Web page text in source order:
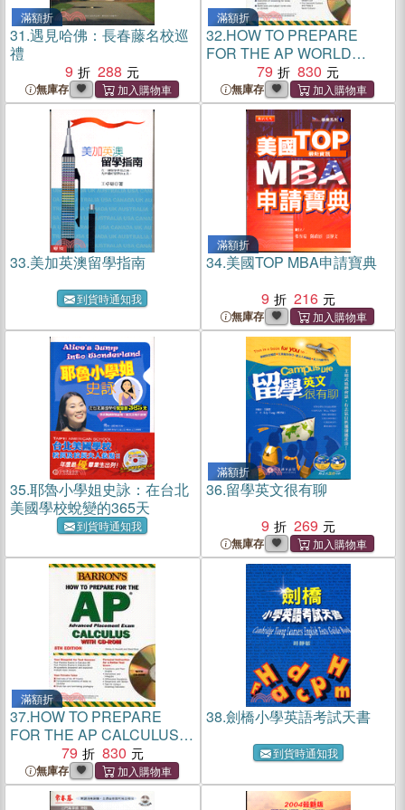
滿額折
31.遇見哈佛：長春藤名校巡
禮
9
288
無庫存
滿額折
32.HOW TO PREPARE
FOR THE AP WORLD
HISTORY 2ND EDITION
79 830
無庫存
33.美加英澳留學指南
到貨時通知我
滿額折
34.美國TOP MBA申請寶典
9
216
無庫存
35.耶魯小學姐史詠：在台北
美國學校蛻變的365天
到貨時通知我
滿額折
36.留學英文很有聊
9
269
無庫存
滿額折
37.HOW TO PREPARE
FOR THE AP CALCULUS
8TH EDITION
79 830
無庫存
38.劍橋小學英語考試天書
到貨時通知我